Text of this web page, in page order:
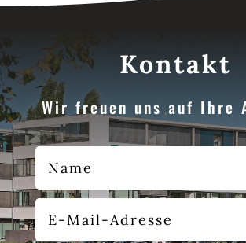
Kontakt
Wir freuen uns auf Ihre